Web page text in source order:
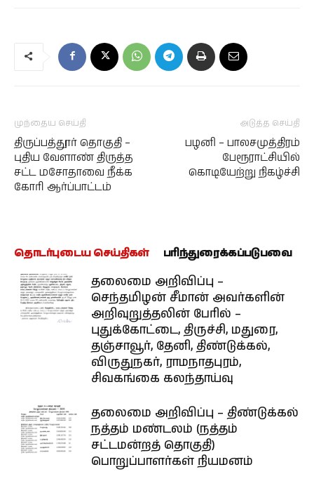
முந்தைய செய்தி
திருப்பத்தூர் தொகுதி –
புதிய வேளாண் திருத்த
சட்ட மசோதாவை நீக்க
கோரி ஆர்ப்பாட்டம்
அடுத்த செய்தி
பழனி – பாலசமுத்திரம்
பேரூராட்சியில்
கொடியேற்று நிகழ்ச்சி
தொடர்புடைய செய்திகள் பரிந்துரைக்கப்படுபவை
தலைமை அறிவிப்பு –
செந்தமிழன் சீமான் அவர்களின்
அறிவுறுத்தலின் பேரில் –
புதுக்கோட்டை, திருச்சி, மதுரை,
தஞ்சாவூர், தேனி, திண்டுக்கல்,
விருதுநகர், ராமநாதபுரம்,
சிவகங்கை கலந்தாய்வு
தலைமை அறிவிப்பு – திண்டுக்கல்
நத்தம் மண்டலம் (நத்தம்
சட்டமன்றத் தொகுதி)
பொறுப்பாளர்கள் நியமனம்